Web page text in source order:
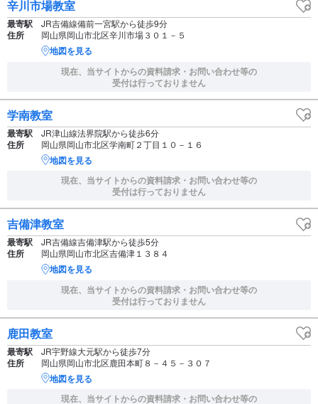
辛川市場教室
最寄駅 JR吉備線備前一宮駅から徒歩9分
住所 岡山県岡山市北区辛川市場３０１－５
地図を見る
現在、当サイトからの資料請求・お問い合わせ等の
受付は行っておりません
学南教室
最寄駅 JR津山線法界院駅から徒歩6分
住所 岡山県岡山市北区学南町２丁目１０－１６
地図を見る
現在、当サイトからの資料請求・お問い合わせ等の
受付は行っておりません
吉備津教室
最寄駅 JR吉備線吉備津駅から徒歩5分
住所 岡山県岡山市北区吉備津１３８４
地図を見る
現在、当サイトからの資料請求・お問い合わせ等の
受付は行っておりません
鹿田教室
最寄駅 JR宇野線大元駅から徒歩7分
住所 岡山県岡山市北区鹿田本町８－４５－３０７
地図を見る
現在、当サイトからの資料請求・お問い合わせ等の